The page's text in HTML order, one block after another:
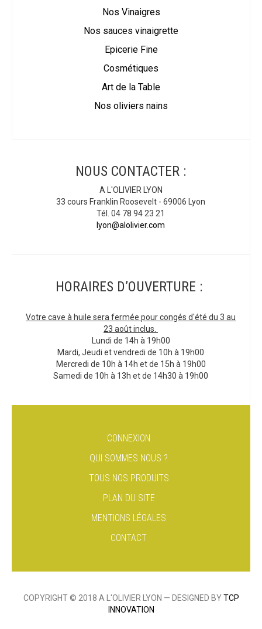
Nos Vinaigres
Nos sauces vinaigrette
Epicerie Fine
Cosmétiques
Art de la Table
Nos oliviers nains
NOUS CONTACTER :
A L'OLIVIER LYON
33 cours Franklin Roosevelt - 69006 Lyon
Tél. 04 78 94 23 21
lyon@alolivier.com
HORAIRES D’OUVERTURE :
Votre cave à huile sera fermée pour congés d'été du 3 au
23 août inclus.
Lundi de 14h à 19h00
Mardi, Jeudi et vendredi de 10h à 19h00
Mercredi de 10h à 14h et de 15h à 19h00
Samedi de 10h à 13h et de 14h30 à 19h00
CONNEXION
QUI SOMMES NOUS ?
TOUS NOS PRODUITS
PLAN DU SITE
MENTIONS LÉGALES
CONTACT
COPYRIGHT © 2018 A L'OLIVIER LYON — DESIGNED BYTCP
INNOVATION